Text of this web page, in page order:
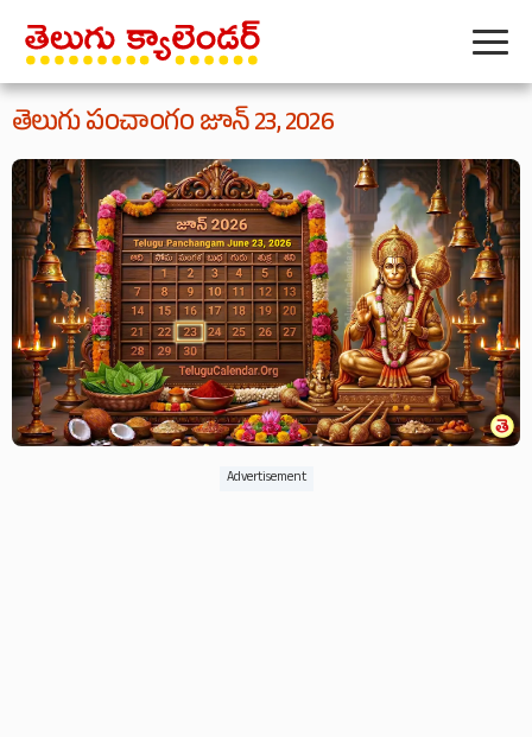
తెలుగు పంచాంగం జూన్ 23, 2026
Advertisement